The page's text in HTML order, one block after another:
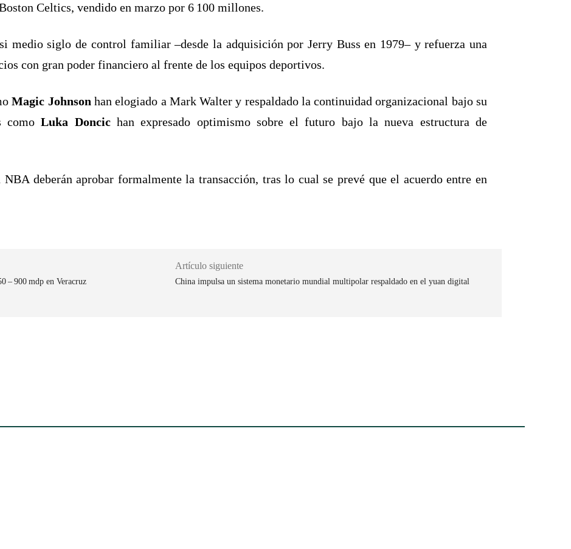
Celtics, vendido en marzo por 6 100 millones.
medio siglo de control familiar –desde la adquisición por Jerry Buss en 1979– y refuerza una
con gran poder financiero al frente de los equipos deportivos.
Magic Johnson han elogiado a Mark Walter y respaldado la continuidad organizacional bajo su
comoLuka Doncichan expresado optimismo sobre el futuro bajo la nueva estructura de
deberán aprobar formalmente la transacción, tras lo cual se prevé que el acuerdo entre en
– 900 mdp en Veracruz
Artículo siguiente
China impulsa un sistema monetario mundial multipolar respaldado en el yuan digital